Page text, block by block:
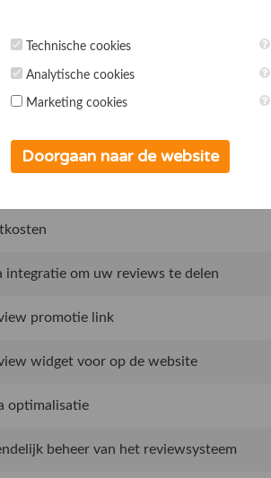
met de Algemene voorwaarden
integratie om uw reviews te delen
promotie link
widget voor op de website
optimalisatie
beheer van het reviewsysteem
Technische cookies
Analytische cookies
Marketing cookies
Doorgaan naar de website